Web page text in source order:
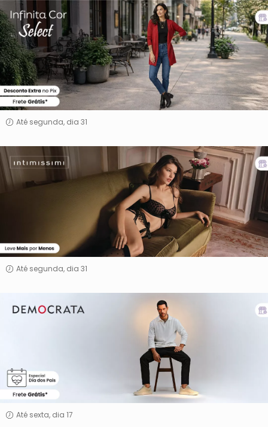
INFINITA
COR
&
SELECT
Até segunda, dia 31
Intimissimi
Até segunda, dia 31
Democrata
Até sexta, dia 17